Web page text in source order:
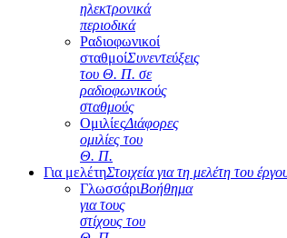
ηλεκτρονικά
περιοδικά
Ραδιοφωνικοί
σταθμοίΣυνεντεύξεις
του Θ. Π. σε
ραδιοφωνικούς
σταθμούς
ΟμιλίεςΔιάφορες
ομιλίες του
Θ. Π.
Για μελέτηΣτοιχεία για τη μελέτη του
ΓλωσσάριΒοήθημα
για τους
στίχους του